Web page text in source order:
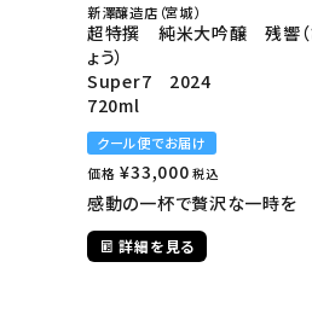
新澤醸造店（宮城）
超特撰 純米大吟醸 残響（
ょう）
Super7 2024
720ml
クール便でお届け
価格 ¥33,000 税込
感動の一杯で贅沢な一時を
詳細を見る